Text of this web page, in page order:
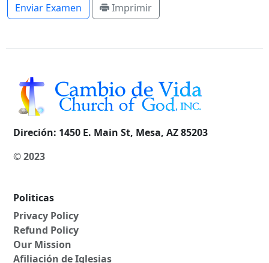
Enviar Examen Imprimir
Direción: 1450 E. Main St, Mesa, AZ 85203
© 2023
Politicas
Privacy Policy
Refund Policy
Our Mission
Afiliación de Iglesias